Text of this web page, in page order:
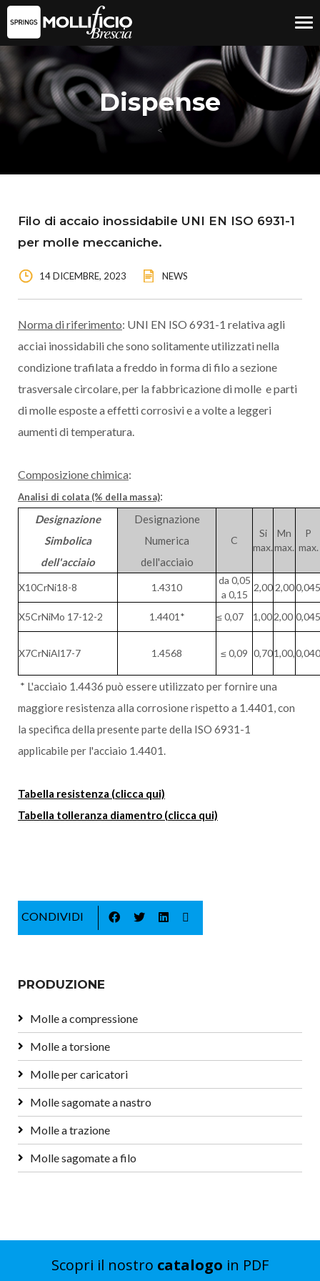
Dispense
<
Filo di accaio inossidabile UNI EN ISO 6931-1
per molle meccaniche.
14 DICEMBRE, 2023 NEWS
Norma di riferimento: UNI EN ISO 6931-1 relativa agli
acciai inossidabili che sono solitamente utilizzati nella
condizione trafilata a freddo in forma di filo a sezione
trasversale circolare, per la fabbricazione di molle e parti
di molle esposte a effetti corrosivi e a volte a leggeri
aumenti di temperatura.
Composizione chimica:
Analisi di colata (% della massa):
Designazione
Simbolica
dell'acciaio
Designazione
Numerica
dell'acciaio
C
Si
max.
Mn
max.
P
max.
X10CrNi18-8 1.4310
da 0,05
a 0,15
2,00 2,000,045
X5CrNiMo 17-12-2 1.4401* ≤ 0,07 1,002,00 0,045
X7CrNiAl17-7 1.4568 ≤ 0,09 0,701,00,0,040
* L'acciaio 1.4436 può essere utilizzato per fornire una
maggiore resistenza alla corrosione rispetto a 1.4401, con
la specifica della presente parte della ISO 6931-1
applicabile per l'acciaio 1.4401.
Tabella resistenza (clicca qui)
Tabella tolleranza diamentro (clicca qui)
CONDIVIDI
PRODUZIONE
Molle a compressione
Molle a torsione
Molle per caricatori
Molle sagomate a nastro
Molle a trazione
Molle sagomate a filo
Scopri il nostro catalogo in PDF